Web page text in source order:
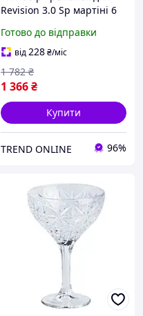
Revision 3.0 Sp мартіні 6
келихи для коктейлів на
високій ніж SpeR-4N
Готово до відправки
від228₴/міс
1 366₴
1 782 ₴
Купити
TREND ONLINE 96%